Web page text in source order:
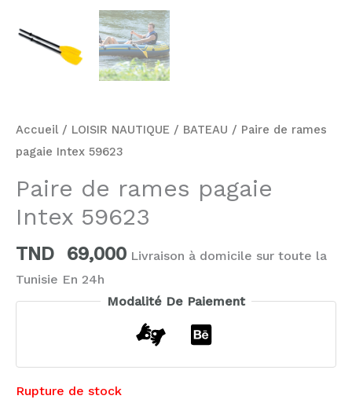
Accueil / LOISIR NAUTIQUE / BATEAU / Paire de rames
pagaie Intex 59623
Paire de rames pagaie
Intex 59623
TND 69,000 Livraison à domicile sur toute la
Tunisie En 24h
Modalité De Paiement
Rupture de stock